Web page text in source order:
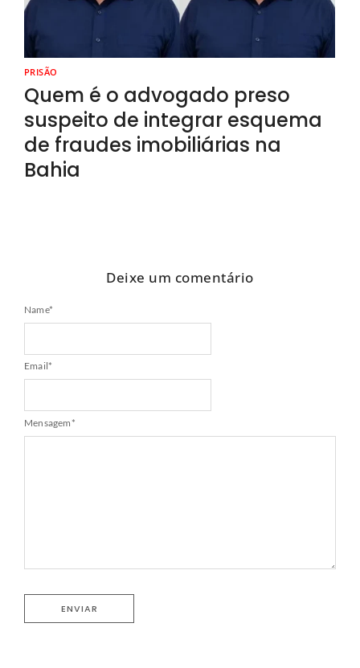
PRISÃO
Quem é o advogado preso
suspeito de integrar esquema
de fraudes imobiliárias na
Bahia
Deixe um comentário
Name*
Email*